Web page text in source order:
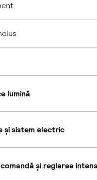
lumină
și sistem electric
și reglarea